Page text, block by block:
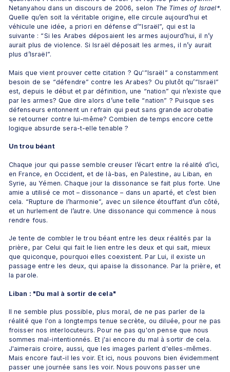
Netanyahou dans un discours de 2006, selon The Times of Israel*.
Quelle qu’en soit la véritable origine, elle circule aujourd’hui et
véhicule une idée, a priori en défense d’”Israël”, qui est la
suivante : “Si les Arabes déposaient les armes aujourd’hui, il n’y
aurait plus de violence. Si Israël déposait les armes, il n’y aurait
plus d’Israël”.
Mais que vient prouver cette citation ? Qu'”Israël” a constamment
besoin de se “défendre” contre les Arabes? Ou plutôt qu’”Israël”
est, depuis le début et par définition, une “nation” qui n’existe que
par les armes? Que dire alors d’une telle “nation” ? Puisque ses
défenseurs entonnent un refrain qui peut sans grande acrobatie
se retourner contre lui-même? Combien de temps encore cette
logique absurde sera-t-elle tenable ?
Un trou béant
Chaque jour qui passe semble creuser l’écart entre la réalité d’ici,
en France, en Occident, et de là-bas, en Palestine, au Liban, en
Syrie, au Yémen. Chaque jour la dissonance se fait plus forte. Une
amie a utilisé ce mot – dissonance – dans un aparté, et c’est bien
cela. “Rupture de l’harmonie”, avec un silence étouffant d’un côté,
et un hurlement de l’autre. Une dissonance qui commence à nous
rendre fous.
Je tente de combler le trou béant entre les deux réalités par la
prière, par Celui qui fait le lien entre les deux et qui sait, mieux
que quiconque, pourquoi elles coexistent. Par Lui, il existe un
passage entre les deux, qui apaise la dissonance. Par la prière, et
la parole.
Liban : "Du mal à sortir de cela"
Il ne semble plus possible, plus moral, de ne pas parler de la
réalité que l'on a longtemps tenue secrète, ou diluée, pour ne pas
froisser nos interlocuteurs. Pour ne pas qu'on pense que nous
sommes mal-intentionnés. Et j'ai encore du mal à sortir de cela.
J'aimerais croire, aussi, que les images parlent d'elles-mêmes.
Mais encore faut-il les voir. Et ici, nous pouvons bien évidemment
passer une journée sans les voir. Nous pouvons passer une